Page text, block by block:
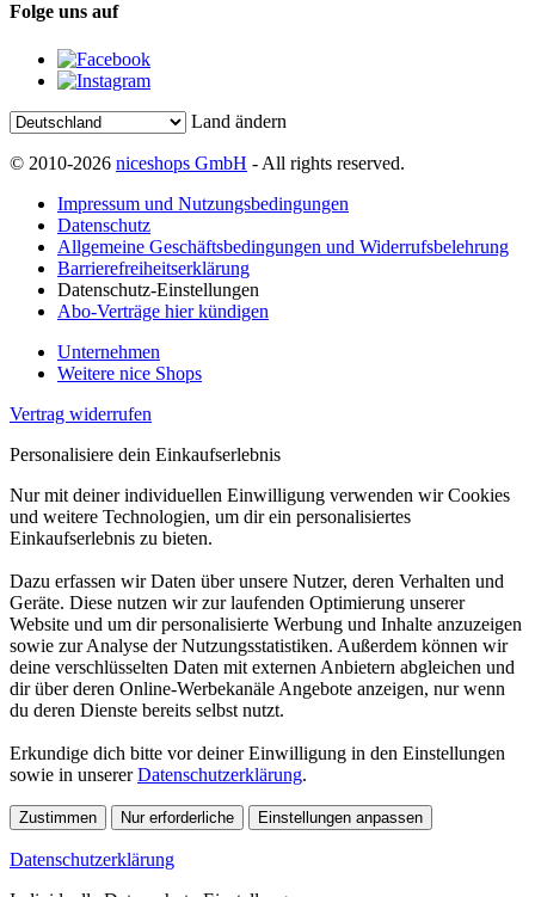
Folge uns auf
Land ändern
© 2010-2026 niceshops GmbH - All rights reserved.
Impressum und Nutzungsbedingungen
Datenschutz
Allgemeine Geschäftsbedingungen und Widerrufsbelehrung
Barrierefreiheitserklärung
Datenschutz-Einstellungen
Abo-Verträge hier kündigen
Unternehmen
Weitere nice Shops
Vertrag widerrufen
Personalisiere dein Einkaufserlebnis
Nur mit deiner individuellen Einwilligung verwenden wir Cookies
und weitere Technologien, um dir ein personalisiertes
Einkaufserlebnis zu bieten.
Dazu erfassen wir Daten über unsere Nutzer, deren Verhalten und
Geräte. Diese nutzen wir zur laufenden Optimierung unserer
Website und um dir personalisierte Werbung und Inhalte anzuzeigen
sowie zur Analyse der Nutzungsstatistiken. Außerdem können wir
deine verschlüsselten Daten mit externen Anbietern abgleichen und
dir über deren Online-Werbekanäle Angebote anzeigen, nur wenn
du deren Dienste bereits selbst nutzt.
Erkundige dich bitte vor deiner Einwilligung in den Einstellungen
sowie in unsererDatenschutzerklärung.
Zustimmen Nur erforderliche Einstellungen anpassen
Datenschutzerklärung